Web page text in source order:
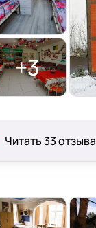
+3
Читать33 отзыва